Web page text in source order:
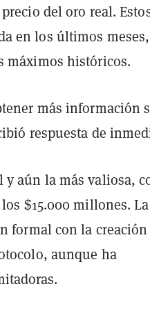
del oro real.
en los últimos
máximos históricos.
más información
respuesta de
y aún la más valiosa,
$15.000 millones. La
formal con la creación
aunque ha